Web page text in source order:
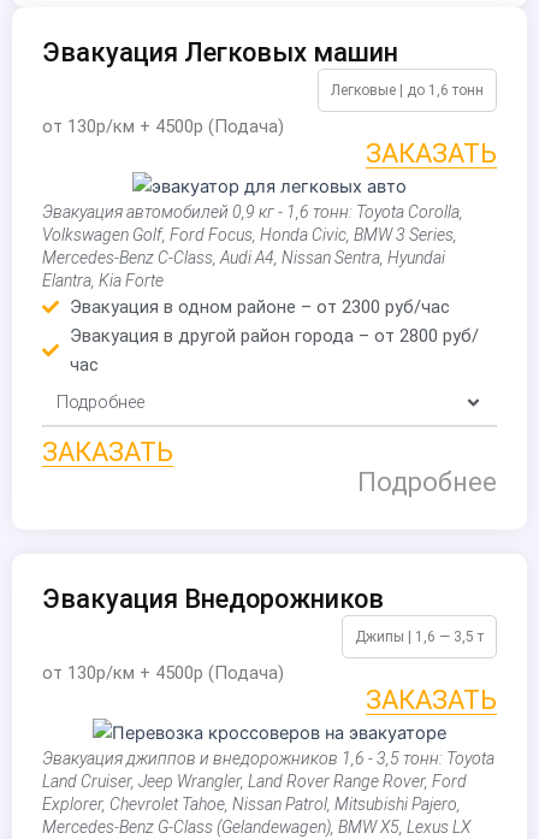
Эвакуация Легковых машин
Легковые | до 1,6 тонн
от 130р/км + 4500р (Подача)
ЗАКАЗАТЬ
Эвакуация автомобилей 0,9 кг - 1,6 тонн: Toyota Corolla,
Volkswagen Golf, Ford Focus, Honda Civic, BMW 3 Series,
Mercedes-Benz C-Class, Audi A4, Nissan Sentra, Hyundai
Elantra, Kia Forte
Эвакуация в одном районе – от 2300 руб/час
Эвакуация в другой район города – от 2800 руб/
час
Подробнее
ЗАКАЗАТЬ
Подробнее
Эвакуация Внедорожников
Джипы | 1,6 — 3,5 т
от 130р/км + 4500р (Подача)
ЗАКАЗАТЬ
Эвакуация джиппов и внедорожников 1,6 - 3,5 тонн: Toyota
Land Cruiser, Jeep Wrangler, Land Rover Range Rover, Ford
Explorer, Chevrolet Tahoe, Nissan Patrol, Mitsubishi Pajero,
Mercedes-Benz G-Class (Gelandewagen), BMW X5, Lexus LX